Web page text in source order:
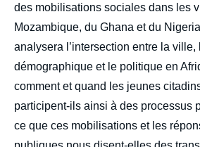
des mobilisations sociales dans les
Mozambique, du Ghana et du
analysera l’intersection entre la ville,
démographique et le politique en
comment et quand les jeunes
participent-ils ainsi à des processus
ce que ces mobilisations et les